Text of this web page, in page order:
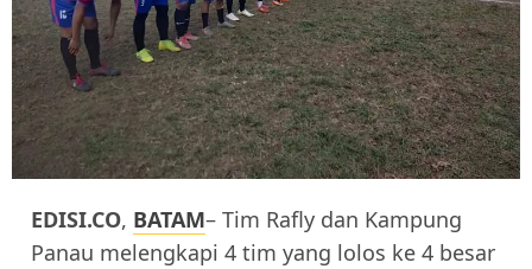
EDISI.CO, BATAM– Tim Rafly dan Kampung
Panau melengkapi 4 tim yang lolos ke 4 besar